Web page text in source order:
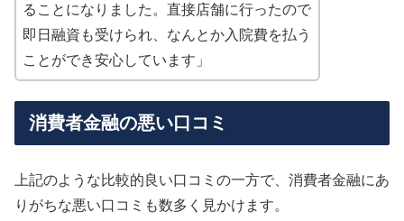
ることになりました。直接店舗に行ったので
即日融資も受けられ、なんとか入院費を払う
ことができ安心しています」
消費者金融の悪い口コミ
上記のような比較的良い口コミの一方で、消費者金融にあ
りがちな悪い口コミも数多く見かけます。